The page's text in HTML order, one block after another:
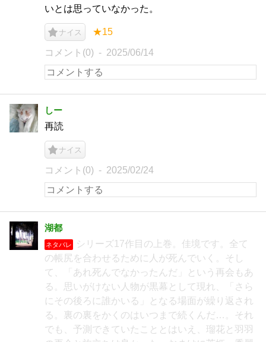
いとは思っていなかった。
ナイス ★15
コメント(0) 2025/06/14
しー
再読
ナイス
コメント(0) 2025/02/24
湖都
ネタバレ
シリーズ17作目の上巻。佳境です。全て
の帳尻を合わせるために人が死んでいく。そし
て、「あれ死んでなかったんだ」という再会もあ
る。思いがけない人物が黒幕として現れ、「さら
にその後ろに誰かいる」となる場面が繰り返され
る。裏の裏をかくのはいつまで続くんだ…。それ
でも、予測できていたこととはいえ、瑠花と羽羽